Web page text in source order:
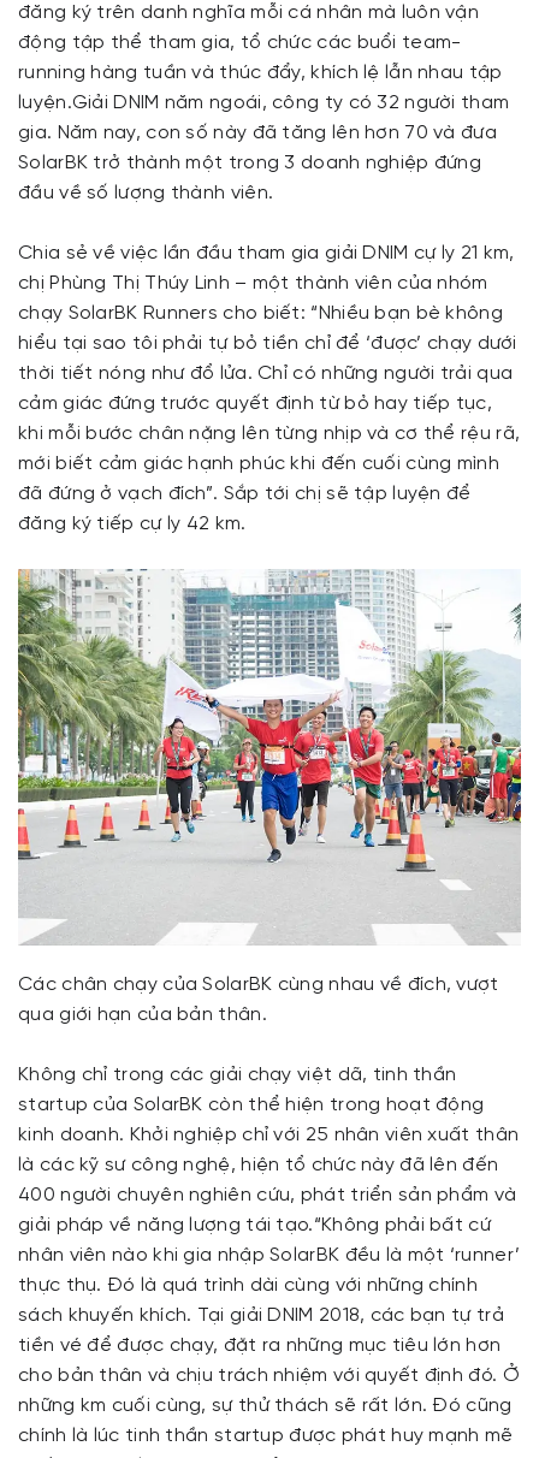
đăng ký trên danh nghĩa mỗi cá nhân mà luôn vận
động tập thể tham gia, tổ chức các buổi team-
running hàng tuần và thúc đẩy, khích lệ lẫn nhau tập
luyện.Giải DNIM năm ngoái, công ty có 32 người tham
gia. Năm nay, con số này đã tăng lên hơn 70 và đưa
SolarBK trở thành một trong 3 doanh nghiệp đứng
đầu về số lượng thành viên.
Chia sẻ về việc lần đầu tham gia giải DNIM cự ly 21 km,
chị Phùng Thị Thúy Linh – một thành viên của nhóm
chạy SolarBK Runners cho biết: “Nhiều bạn bè không
hiểu tại sao tôi phải tự bỏ tiền chỉ để ‘được’ chạy dưới
thời tiết nóng như đổ lửa. Chỉ có những người trải qua
cảm giác đứng trước quyết định từ bỏ hay tiếp tục,
khi mỗi bước chân nặng lên từng nhịp và cơ thể rệu rã,
mới biết cảm giác hạnh phúc khi đến cuối cùng mình
đã đứng ở vạch đích”. Sắp tới chị sẽ tập luyện để
đăng ký tiếp cự ly 42 km.
Các chân chạy của SolarBK cùng nhau về đích, vượt
qua giới hạn của bản thân.
Không chỉ trong các giải chạy việt dã, tinh thần
startup của SolarBK còn thể hiện trong hoạt động
kinh doanh. Khởi nghiệp chỉ với 25 nhân viên xuất thân
là các kỹ sư công nghệ, hiện tổ chức này đã lên đến
400 người chuyên nghiên cứu, phát triển sản phẩm và
giải pháp về năng lượng tái tạo.“Không phải bất cứ
nhân viên nào khi gia nhập SolarBK đều là một ‘runner’
thực thụ. Đó là quá trình dài cùng với những chính
sách khuyến khích. Tại giải DNIM 2018, các bạn tự trả
tiền vé để được chạy, đặt ra những mục tiêu lớn hơn
cho bản thân và chịu trách nhiệm với quyết định đó. Ở
những km cuối cùng, sự thử thách sẽ rất lớn. Đó cũng
chính là lúc tinh thần startup được phát huy mạnh mẽ